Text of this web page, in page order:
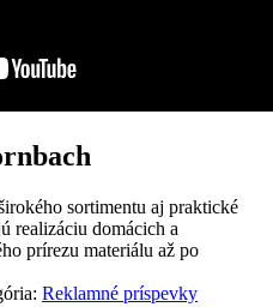
sortimentu aj praktické
realizáciu domácich a
prírezu materiálu až po
Reklamné príspevky